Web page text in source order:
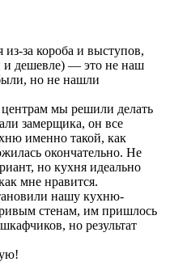
за короба и выступов,
и дешевле) — это не наш
но не нашли
мы решили делать
замерщика, он все
именно такой, как
окончательно. Не
но кухня идеально
мне нравится.
нашу кухню-
стенам, им пришлось
но результат